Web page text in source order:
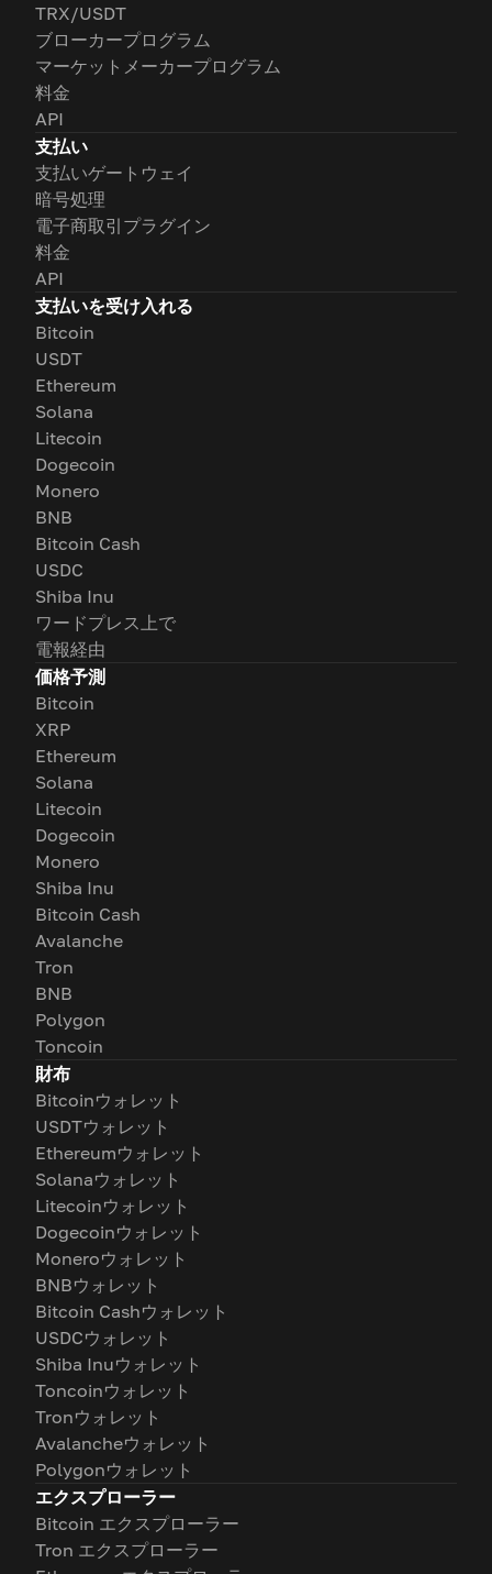
TRX/USDT
ブローカープログラム
マーケットメーカープログラム
料金
API
支払い
支払いゲートウェイ
暗号処理
電子商取引プラグイン
料金
API
支払いを受け入れる
Bitcoin
USDT
Ethereum
Solana
Litecoin
Dogecoin
Monero
BNB
Bitcoin Cash
USDC
Shiba Inu
ワードプレス上で
電報経由
価格予測
Bitcoin
XRP
Ethereum
Solana
Litecoin
Dogecoin
Monero
Shiba Inu
Bitcoin Cash
Avalanche
Tron
BNB
Polygon
Toncoin
財布
Bitcoinウォレット
USDTウォレット
Ethereumウォレット
Solanaウォレット
Litecoinウォレット
Dogecoinウォレット
Moneroウォレット
BNBウォレット
Bitcoin Cashウォレット
USDCウォレット
Shiba Inuウォレット
Toncoinウォレット
Tronウォレット
Avalancheウォレット
Polygonウォレット
エクスプローラー
Bitcoin エクスプローラー
Tron エクスプローラー